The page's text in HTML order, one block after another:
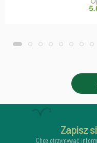
Zapisz
Chcę otrzymywać